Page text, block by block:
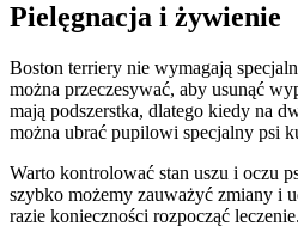
Pielęgnacja i żywienie
Boston terriery nie wymagają
można przeczesywać, aby usunąć
mają podszerstka, dlatego kiedy na
można ubrać pupilowi specjalny psi
Warto kontrolować stan uszu i oczu
szybko możemy zauważyć zmiany i
razie konieczności rozpocząć leczenie.